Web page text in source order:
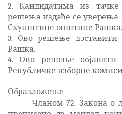
2. Кандидатима из тачке
решења издаће се уверења
Скупштине општине Рашка.
3. Ово решење
Рашка.
4. Ово решење објавити
Републичке изборне
Образложење
Чланом 72. Закона о